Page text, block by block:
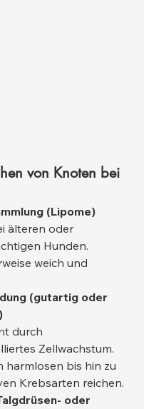
von Knoten bei
(Lipome)
älteren oder
Hunden.
weich und
(gutartig oder
durch
Zellwachstum.
harmlosen bis hin zu
Krebsarten reichen.
oder